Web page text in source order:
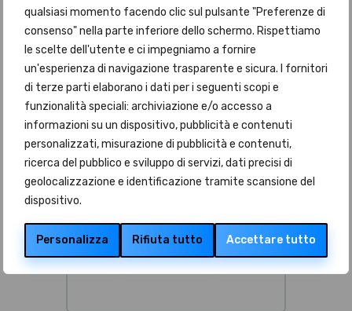
qualsiasi momento facendo clic sul pulsante "Preferenze di
consenso" nella parte inferiore dello schermo. Rispettiamo
le scelte dell'utente e ci impegniamo a fornire
un'esperienza di navigazione trasparente e sicura. I fornitori
di terze parti elaborano i dati per i seguenti scopi e
funzionalità speciali: archiviazione e/o accesso a
informazioni su un dispositivo, pubblicità e contenuti
personalizzati, misurazione di pubblicità e contenuti,
ricerca del pubblico e sviluppo di servizi, dati precisi di
geolocalizzazione e identificazione tramite scansione del
dispositivo.
Personalizza Rifiuta tutto Accettare tutto
Do il mio consenso affinché un cookie
salvi i miei dati (nome, email, sito web) per il
prossimo commento.